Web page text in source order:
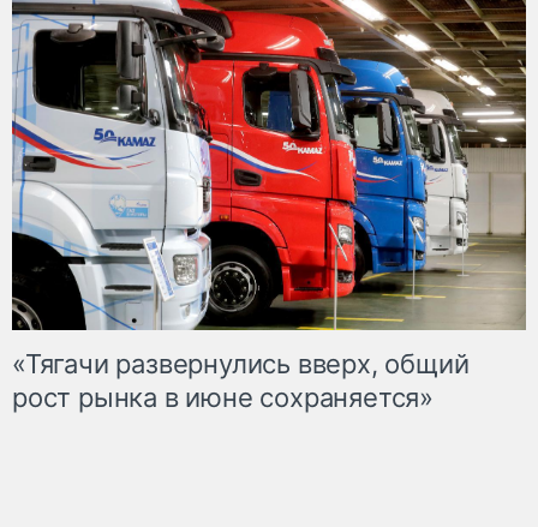
«Тягачи развернулись вверх, общий
рост рынка в июне сохраняется»